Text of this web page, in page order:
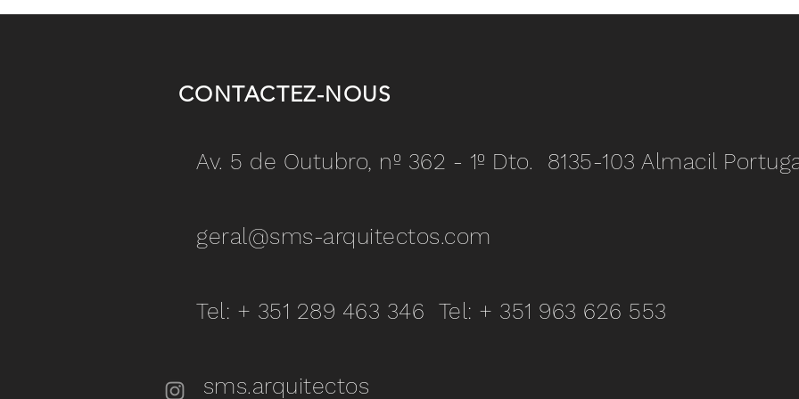
CONTACTEZ-NOUS
Av. 5 de Outubro, nº 362 - 1º Dto. 8135-103 Almacil
geral@sms-arquitectos.com
Tel: + 351 289 463 346 Tel: + 351 963 626 553
sms.arquitectos